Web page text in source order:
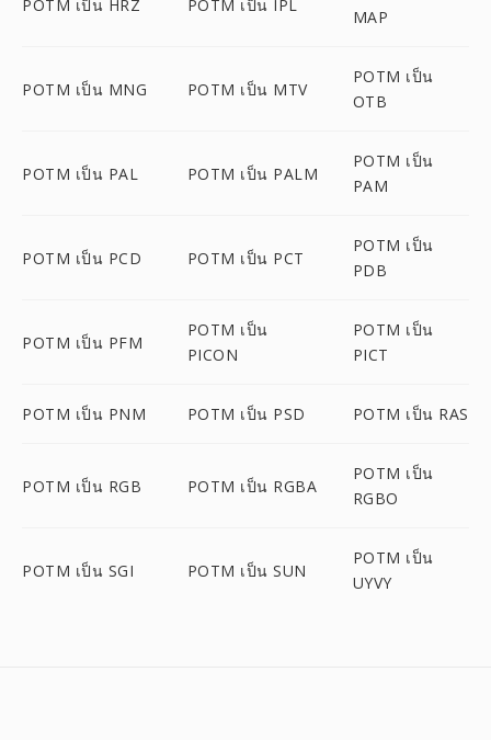
POTM เป็น HRZ POTM เป็น IPL
MAP
POTM เป็น MNG POTM เป็น MTV
POTM เป็น
OTB
POTM เป็น PAL POTM เป็น PALM
POTM เป็น
PAM
POTM เป็น PCD POTM เป็น PCT
POTM เป็น
PDB
POTM เป็น PFM
POTM เป็น
PICON
POTM เป็น
PICT
POTM เป็น PNM POTM เป็น PSD POTM เป็น RAS
POTM เป็น RGB POTM เป็น RGBA
POTM เป็น
RGBO
POTM เป็น SGI POTM เป็น SUN
POTM เป็น
UYVY